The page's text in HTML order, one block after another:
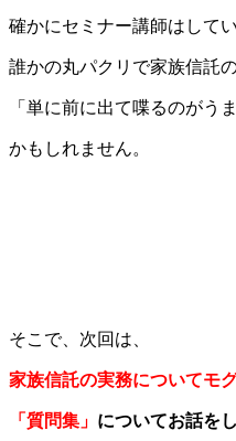
確かにセミナー講師はしてい
誰かの丸パクリで家族信託
「単に前に出て喋るのがう
かもしれません。
そこで、次回は、
家族信託の実務についてモ
「質問集」 についてお話をし